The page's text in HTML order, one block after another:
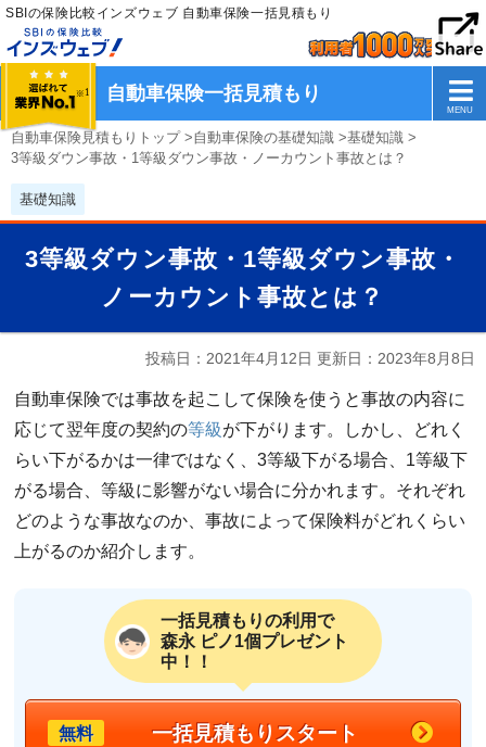
SBIの保険比較インズウェブ 自動車保険一括見積もり
自動車保険一括見積もり
自動車保険見積もりトップ>自動車保険の基礎知識 >基礎知識 >
3等級ダウン事故・1等級ダウン事故・ノーカウント事故とは？
基礎知識
3等級ダウン事故・1等級ダウン事故・
ノーカウント事故とは？
投稿日：2021年4月12日 更新日： 2023年8月8日
自動車保険では事故を起こして保険を使うと事故の内容に
応じて翌年度の契約の等級が下がります。しかし、どれく
らい下がるかは一律ではなく、3等級下がる場合、1等級下
がる場合、等級に影響がない場合に分かれます。それぞれ
どのような事故なのか、事故によって保険料がどれくらい
上がるのか紹介します。
一括見積もりの利用で
森永 ピノ1個プレゼント
中！！
無料 一括見積もりスタート